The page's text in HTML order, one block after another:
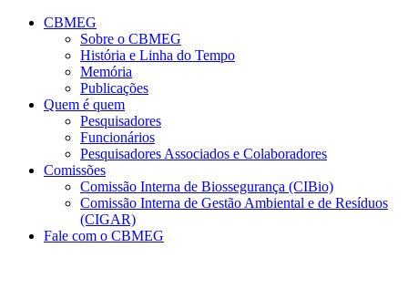
Conteúdo principal
CBMEG
Sobre o CBMEG
História e Linha do Tempo
Memória
Publicações
Quem é quem
Pesquisadores
Funcionários
Pesquisadores Associados e Colaboradores
Comissões
Comissão Interna de Biossegurança (CIBio)
Comissão Interna de Gestão Ambiental e de Resíduos
(CIGAR)
Fale com o CBMEG